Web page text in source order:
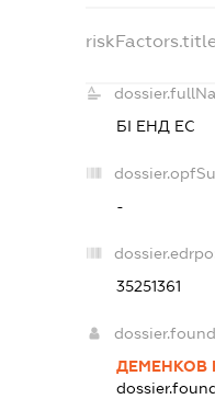
БІ ЕНД ЕС
-
35251361
ДЕМЕНКОВ